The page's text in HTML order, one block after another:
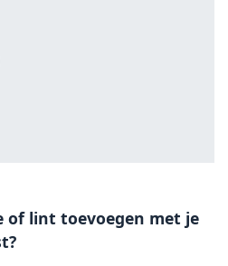
of lint toevoegen met je